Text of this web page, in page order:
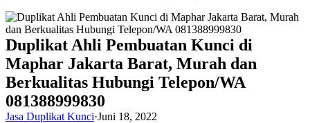
Duplikat Ahli Pembuatan Kunci di
Maphar Jakarta Barat, Murah dan
Berkualitas Hubungi Telepon/WA
081388999830
Jasa Duplikat Kunci·Juni 18, 2022